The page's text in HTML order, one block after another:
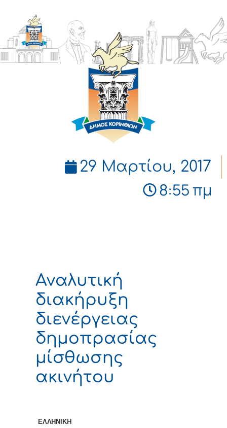
ΔΗΜΟΣ
ΚΟΡΙΝΘΙΩΝ
29 Μαρτίου, 2017
8:55 πμ
Αναλυτική
διακήρυξη
διενέργειας
δημοπρασίας
μίσθωσης
ακινήτου
ΕΛΛΗΝΙΚΗ